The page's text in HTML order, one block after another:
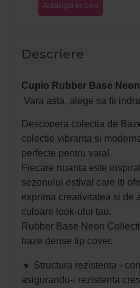
Adauga in cos
Descriere
Cupio Rubber Base
Vara asta, alege sa fii
Descopera colectia de
colectie vibranta si
perfecte pentru vara!
Fiecare nuanta este
sezonului estival care iti
exprima creativitatea si de
culoare look-ului tau.
Rubber Base Neon
baze dense tip cover.
🔸 Structura rezistenta -
asigurandu-i rezistenta